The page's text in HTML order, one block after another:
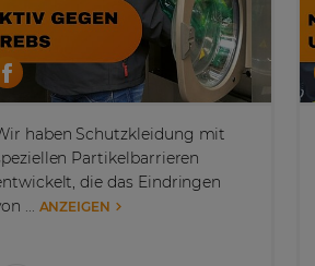
haben Schutzkleidung mit
Partikelbarrieren
die das Eindringen
... ANZEIGEN